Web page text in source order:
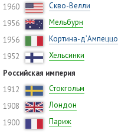
1960
Скво-Велли
1956
Мельбурн
1956
Кортина-д’Ампеццо
1952
Хельсинки
Российская империя
1912
Стокгольм
1908
Лондон
1900
Париж